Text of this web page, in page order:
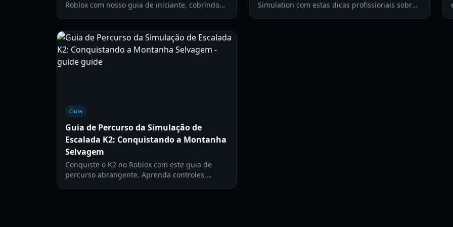
Roblox com nosso guia de iniciante, cobrindo
Simulation com estas dicas profissionais sobre
Guia
Guia de Percurso da Simulação de
Escalada K2: Conquistando a Montanha
Selvagem
Conquiste o K2 no Roblox com este guia de
percurso abrangente. Aprenda controles,